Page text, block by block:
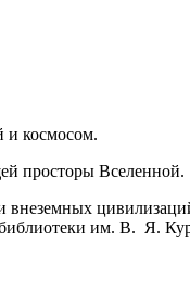
и космосом.
просторы Вселенной.
им. В. Я.